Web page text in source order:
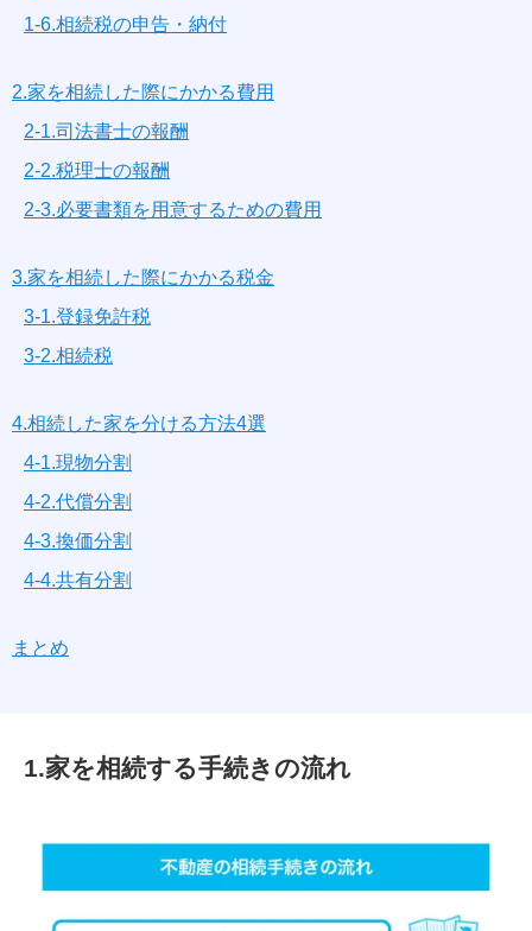
1-6.相続税の申告・納付
2.家を相続した際にかかる費用
2-1.司法書士の報酬
2-2.税理士の報酬
2-3.必要書類を用意するための費用
3.家を相続した際にかかる税金
3-1.登録免許税
3-2.相続税
4.相続した家を分ける方法4選
4-1.現物分割
4-2.代償分割
4-3.換価分割
4-4.共有分割
まとめ
1.家を相続する手続きの流れ